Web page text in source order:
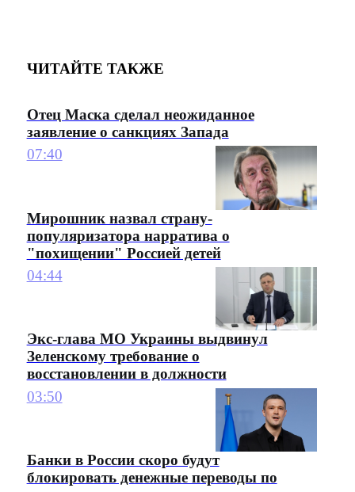
ЧИТАЙТЕ ТАКЖЕ
Отец Маска сделал неожиданное
заявление о санкциях Запада
07:40
Мирошник назвал страну-
популяризатора нарратива о
"похищении" Россией детей
04:44
Экс-глава МО Украины выдвинул
Зеленскому требование о
восстановлении в должности
03:50
Банки в России скоро будут
блокировать денежные переводы по